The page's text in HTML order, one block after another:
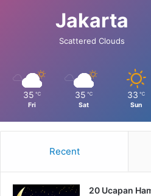
Jakarta
Scattered Clouds
35 ℃
Fri
35 ℃
Sat
33 ℃
Sun
Recent
20 Ucapan